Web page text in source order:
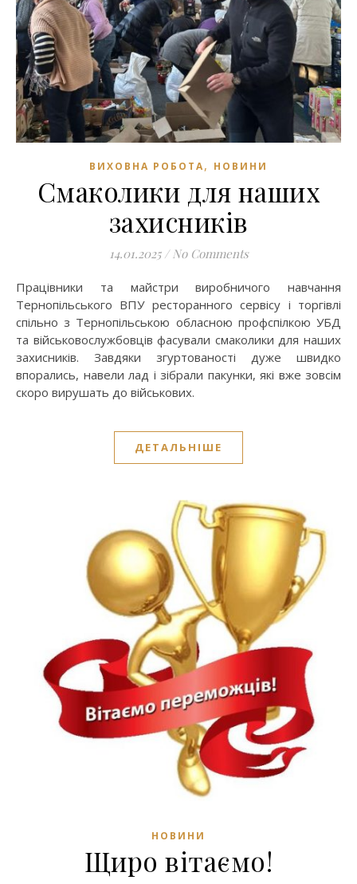
ВИХОВНА РОБОТА, НОВИНИ
Смаколики для наших
захисників
14.01.2025 / No Comments
Працівники та майстри виробничого навчання
Тернопільського ВПУ ресторанного сервісу і торгівлі
спільно з Тернопільською обласною профспілкою УБД
та військовослужбовців фасували смаколики для наших
захисників. Завдяки згуртованості дуже швидко
впорались, навели лад і зібрали пакунки, які вже зовсім
скоро вирушать до військових.
ДЕТАЛЬНІШЕ
НОВИНИ
Щиро вітаємо!